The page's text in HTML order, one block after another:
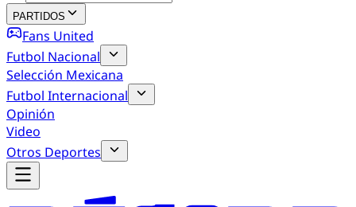
PARTIDOS
Fans United
Futbol Nacional
Selección Mexicana
Futbol Internacional
Opinión
Video
Otros Deportes